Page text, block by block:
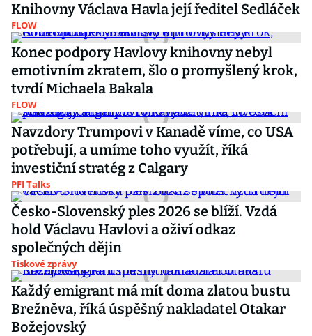
Knihovny Václava Havla její ředitel Sedláček
FLOW
Konec podpory Havlovy knihovny nebyl
emotivním zkratem, šlo o promyšlený krok,
tvrdí Michaela Bakala
FLOW
Navzdory Trumpovi v Kanadě víme, co USA
potřebují, a umíme toho využít, říká
investiční stratég z Calgary
PFI Talks
Česko-Slovenský ples 2026 se blíží. Vzdá
hold Václavu Havlovi a oživí odkaz
společných dějin
Tiskové zprávy
Každý emigrant má mít doma zlatou bustu
Brežněva, říká úspěšný nakladatel Otakar
Božejovský